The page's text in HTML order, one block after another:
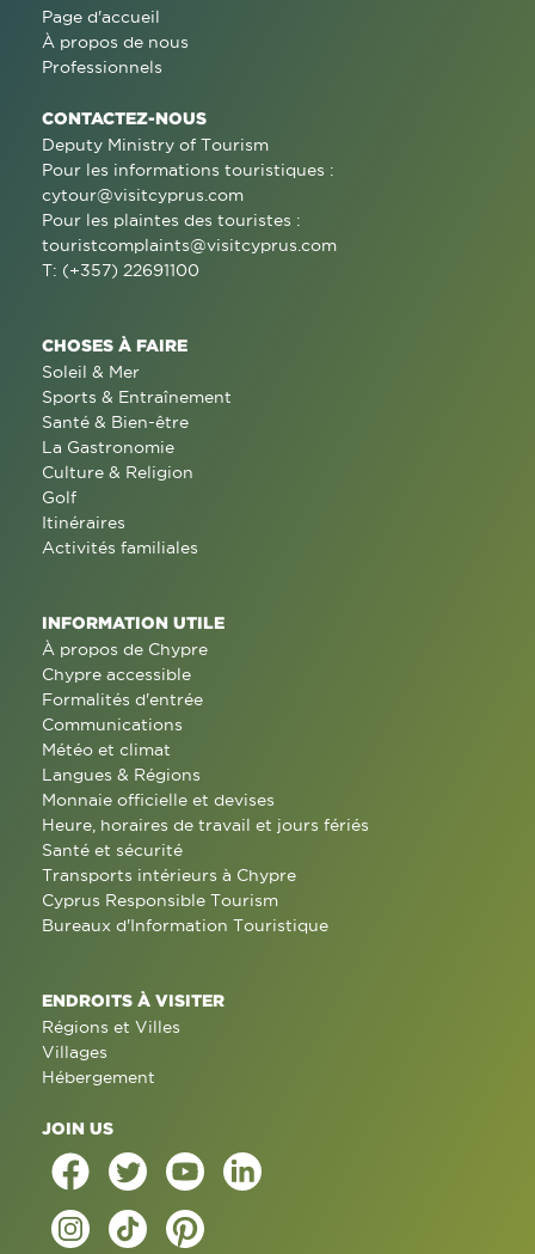
Page d'accueil
À propos de nous
Professionnels
CONTACTEZ-NOUS
Deputy Ministry of Tourism
Pour les informations touristiques :
cytour@visitcyprus.com
Pour les plaintes des touristes :
touristcomplaints@visitcyprus.com
T: (+357) 22691100
CHOSES À FAIRE
Soleil & Mer
Sports & Entraînement
Santé & Bien-être
La Gastronomie
Culture & Religion
Golf
Itinéraires
Activités familiales
INFORMATION UTILE
À propos de Chypre
Chypre accessible
Formalités d'entrée
Communications
Météo et climat
Langues & Régions
Monnaie officielle et devises
Heure, horaires de travail et jours fériés
Santé et sécurité
Transports intérieurs à Chypre
Cyprus Responsible Tourism
Bureaux d'Information Touristique
ENDROITS À VISITER
Régions et Villes
Villages
Hébergement
JOIN US